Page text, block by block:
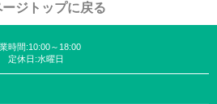
ージトップに戻る
時間:10:00～18:00
定休日:水曜日